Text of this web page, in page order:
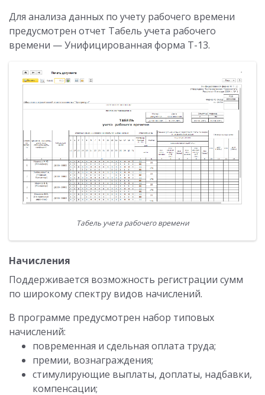
Для анализа данных по учету рабочего времени
предусмотрен отчет Табель учета рабочего
времени — Унифицированная форма Т-13.
Табель учета рабочего времени
Начисления
Поддерживается возможность регистрации сумм
по широкому спектру видов начислений.
В программе предусмотрен набор типовых
начислений:
повременная и сдельная оплата труда;
премии, вознаграждения;
стимулирующие выплаты, доплаты, надбавки,
компенсации;